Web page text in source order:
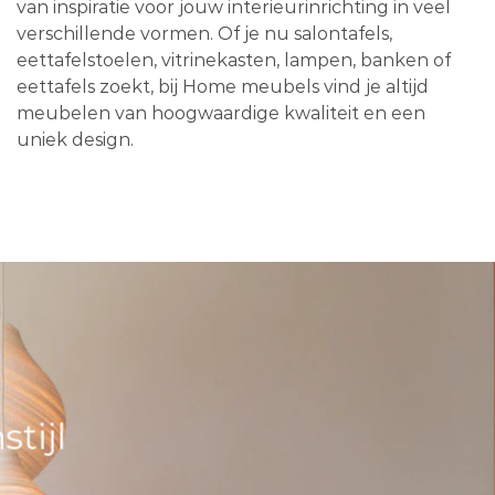
van inspiratie voor jouw interieurinrichting in veel
verschillende vormen. Of je nu salontafels,
eettafelstoelen, vitrinekasten, lampen, banken of
eettafels zoekt, bij Home meubels vind je altijd
meubelen van hoogwaardige kwaliteit en een
uniek design.